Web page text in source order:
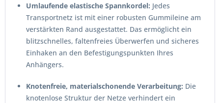
Umlaufende elastische Spannkordel: Jedes
Transportnetz ist mit einer robusten Gummileine am
verstärkten Rand ausgestattet. Das ermöglicht ein
blitzschnelles, faltenfreies Überwerfen und sicheres
Einhaken an den Befestigungspunkten Ihres
Anhängers.
Knotenfreie, materialschonende Verarbeitung: Die
knotenlose Struktur der Netze verhindert ein